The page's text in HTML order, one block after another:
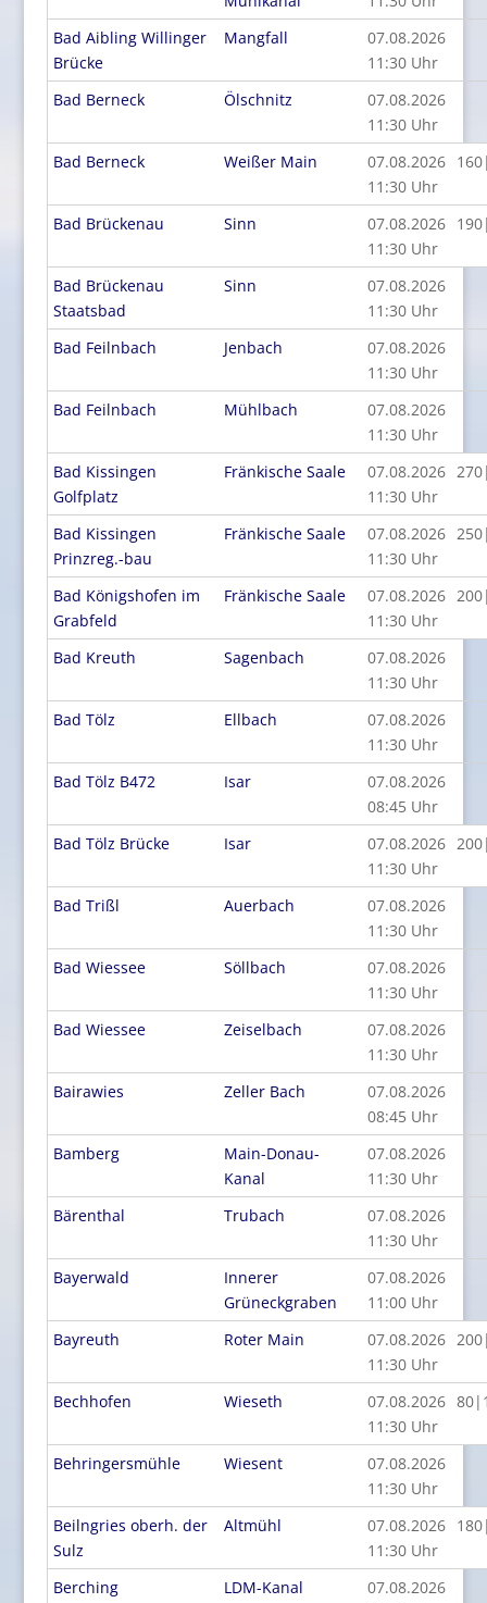
Bad Aibling Willinger
Brücke
Mangfall
07.08.2026
11:30 Uhr
Bad Berneck
Ölschnitz
07.08.2026
11:30 Uhr
Bad Berneck
Weißer Main
07.08.2026
11:30 Uhr
Bad Brückenau Sinn
07.08.2026
11:30 Uhr
Bad Brückenau
Staatsbad
Sinn
07.08.2026
11:30 Uhr
Bad Feilnbach
Jenbach
07.08.2026
11:30 Uhr
Bad Feilnbach
Mühlbach
07.08.2026
11:30 Uhr
Bad Kissingen
Golfplatz
Fränkische Saale
07.08.2026
11:30 Uhr
Bad Kissingen
Prinzreg.-bau
Fränkische Saale
07.08.2026
11:30 Uhr
Bad Königshofen im
Grabfeld
Fränkische Saale
07.08.2026
11:30 Uhr
Bad Kreuth Sagenbach
07.08.2026
11:30 Uhr
Bad Tölz
Ellbach
07.08.2026
11:30 Uhr
Bad Tölz B472
Isar
07.08.2026
08:45 Uhr
Bad Tölz Brücke
Isar
07.08.2026
11:30 Uhr
Bad Trißl Auerbach
07.08.2026
11:30 Uhr
Bad Wiessee
Söllbach
07.08.2026
11:30 Uhr
Bad Wiessee
Zeiselbach
07.08.2026
11:30 Uhr
Bairawies
Zeller Bach
07.08.2026
08:45 Uhr
Bamberg
Main-Donau-
Kanal
07.08.2026
11:30 Uhr
Bärenthal
Trubach
07.08.2026
11:30 Uhr
Bayerwald
Innerer
Grüneckgraben
07.08.2026
11:00 Uhr
Bayreuth
Roter Main
07.08.2026
11:30 Uhr
Bechhofen Wieseth
07.08.2026
11:30 Uhr
Behringersmühle Wiesent
07.08.2026
11:30 Uhr
Beilngries oberh. der
Sulz
Altmühl
07.08.2026
11:30 Uhr
Berching LDM-Kanal
07.08.2026